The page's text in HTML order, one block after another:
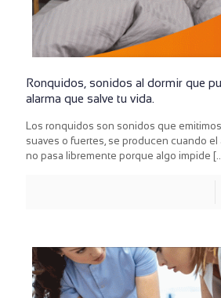
Ronquidos, sonidos al dormir que
alarma que salve tu vida.
Los ronquidos son sonidos que
suaves o fuertes, se producen cuando el
no pasa libremente porque algo impide